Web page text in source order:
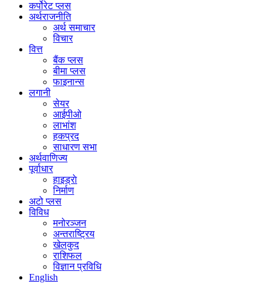
कर्पोरेट प्लस
अर्थराजनीति
अर्थ समाचार
विचार
वित्त
बैंक प्लस
बीमा प्लस
फाइनान्स
लगानी
सेयर
आईपीओ
लाभांश
हकप्रद
साधारण सभा
अर्थवाणिज्य
पूर्वाधार
हाइड्राे
निर्माण
अटो प्लस
विविध
मनोरञ्जन
अन्तराष्ट्रिय
खेलकुद
राशिफल
विज्ञान प्रविधि
English